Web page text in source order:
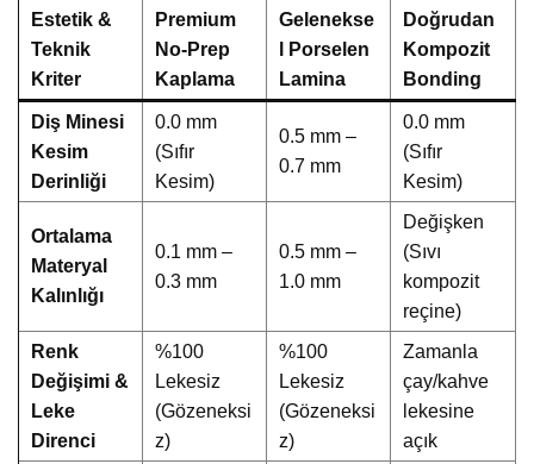
Estetik &
Teknik
Kriter
Premium
No-Prep
Kaplama
Gelenekse
l Porselen
Lamina
Doğrudan
Kompozit
Bonding
Diş Minesi
Kesim
Derinliği
0.0 mm
(Sıfır
Kesim)
0.5 mm –
0.7 mm
0.0 mm
(Sıfır
Kesim)
Ortalama
Materyal
Kalınlığı
0.1 mm –
0.3 mm
0.5 mm –
1.0 mm
Değişken
(Sıvı
kompozit
reçine)
Renk
Değişimi &
Leke
Direnci
%100
Lekesiz
(Gözeneksi
z)
%100
Lekesiz
(Gözeneksi
z)
Zamanla
çay/kahve
lekesine
açık